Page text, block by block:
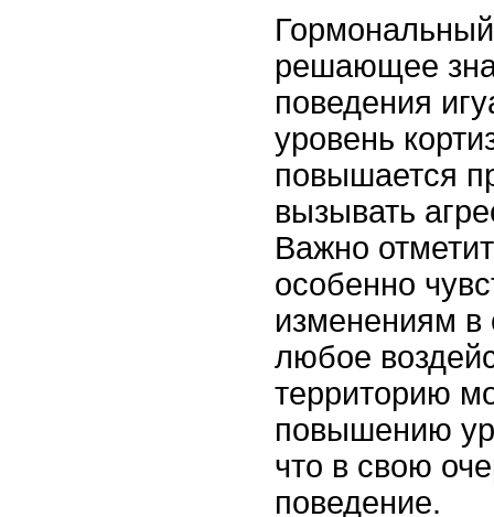
решающее
поведения
уровень
повышается
вызывать
Важно
особенно
изменениям в
любое
территорию
повышению
что в свою
поведение.